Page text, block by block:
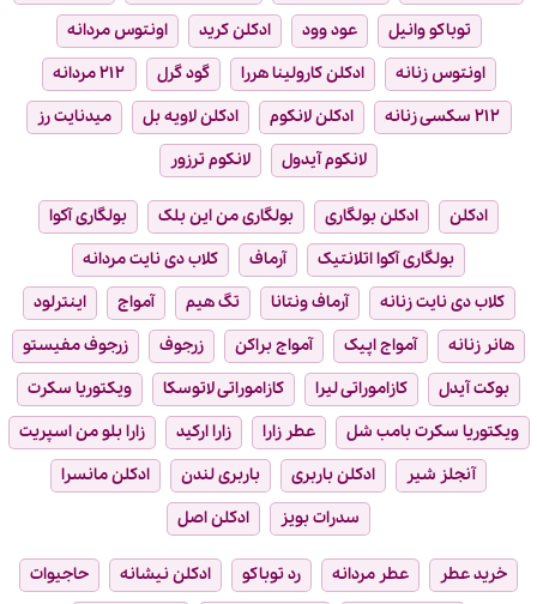
توباکو وانیل
عود وود ادکلن کرید
اونتوس مردانه
اونتوس زنانه
ادکلن کارولینا هررا گود گرل
۲۱۲ مردانه
۲۱۲ سکسی زنانه
ادکلن لانکوم ادکلن لاویه بل
میدنایت رز
لانکوم آیدول
لانکوم ترزور
ادکلن ادکلن بولگاری بولگاری من این بلک
بولگاری آکوا
بولگاری آکوا اتلانتیک
آرماف
کلاب دی نایت مردانه
کلاب دی نایت زنانه
آرماف ونتانا تگ هیم آمواج
اینترلود
هانر زنانه
آمواج اپیک آمواج براکن زرجوف
زرجوف مفیستو
بوکت آیدل
کازاموراتی لیرا کازاموراتی لاتوسکا
ویکتوریا سکرت
ویکتوریا سکرت بامب شل
عطر زارا زارا ارکید
زارا بلو من اسپریت
آنجلز شیر
ادکلن باربری باربری لندن
ادکلن مانسرا
سدرات بویز
ادکلن اصل
خرید عطر عطر مردانه رد توباکو ادکلن نیشانه
حاجیوات